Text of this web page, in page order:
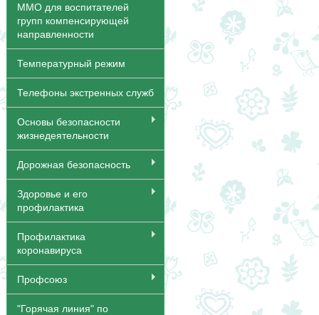
ММО для воспитателей
групп компенсирующей
направленности
Температурный режим
Телефоны экстренных служб
Основы безопасности
жизнедеятельности
Дорожная безопасность
Здоровье и его
профилактика
Профилактика
коронавируса
Профсоюз
"Горячая линия" по